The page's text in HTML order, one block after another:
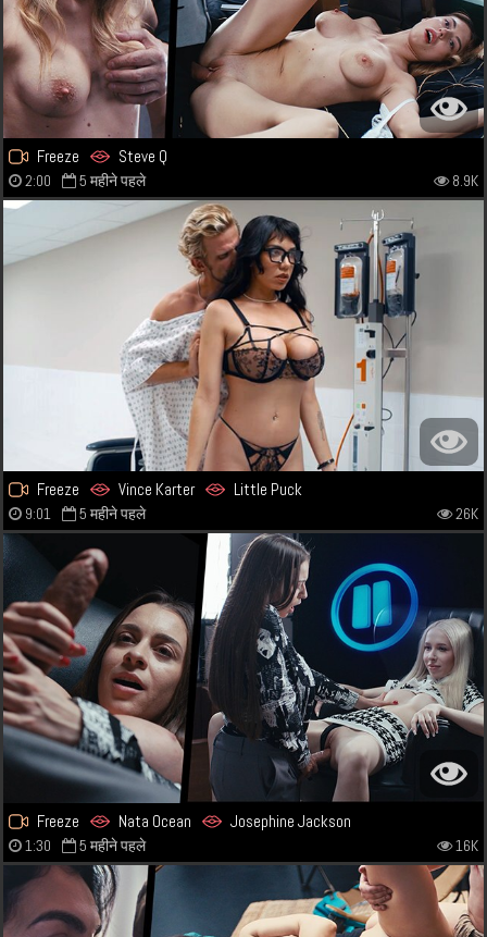
Freeze Steve Q
2:00 5 महीने पहले 8.9K
Freeze Vince Karter Little Puck
9:01 5 महीने पहले 26K
Freeze Nata Ocean Josephine Jackson
1:30 5 महीने पहले 16K